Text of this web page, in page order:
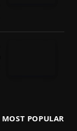
MOST POPULAR